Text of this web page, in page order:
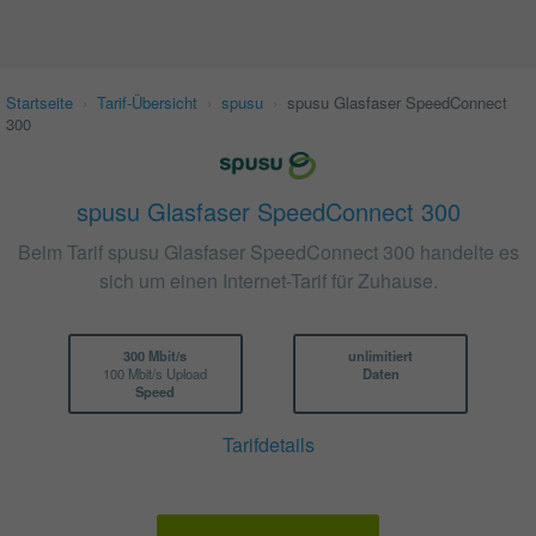
Startseite Tarif-Übersicht spusu
spusu Glasfaser SpeedConnect
300
spusu Glasfaser SpeedConnect 300
Beim Tarif spusu Glasfaser SpeedConnect 300 handelte es
sich um einen Internet-Tarif für Zuhause.
300 Mbit/s
100 Mbit/s Upload
Speed
unlimitiert
Daten
Tarifdetails